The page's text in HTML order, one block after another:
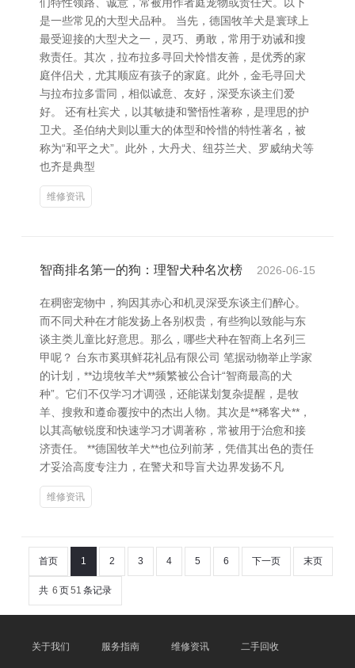
是一些常见的大型犬品种。 当先，德国牧羊犬是寰球上
最受迎接的大型犬之一，灵巧、勇敢，常用于劝诫和搜
救责任。其次，拉布拉多寻回犬怜惜友善，是优秀的家
庭伴侣犬，尤其顺应有孩子的家庭。此外，金毛寻回犬
与拉布拉多雷同，相似诚意、友好，深受东谈主们爱
好。 还有杜宾犬，以其敏捷和警悟性著称，是理思的护
卫犬。圣伯纳犬则以重大的体型和怜惜的特性著名，被
称为“和平之犬”。此外，大丹犬、纽芬兰犬、罗威纳犬等
也齐是典型
维修资讯
智商排名第一的狗：理智犬种名次榜 2026-06-15
在稠密宠物中，狗因其赤心和机灵深受东谈主们醉心。
而不同犬种在才能发扬上各别权贵，有些狗以致能与东
谈主类儿童比好意思。那么，哪些犬种在智商上名列三
甲呢？ 台东市奚琪鲜花礼品有限公司 笔据动物举止学家
的计划，**边境牧羊犬**频繁被公合计“智商最高的犬
种”。它们不仅学习才调强，还能谋划复杂提醒，是牧
羊、搜救和遵命覆按中的杰出人物。其次是**稀客犬**，
以其高敏锐度和快速学习才调著称，常被用于治愈和接
济责任。 **德国牧羊犬**也位列前茅，凭借其出色的责任
才妥洽高度专注力，在警犬和导盲犬边界发扬不凡
维修资讯
首页 1 2 3 4 5 6 下一页 末页
共 6 页51 条记录
关于我们 服务指南 维修资讯 二手回收